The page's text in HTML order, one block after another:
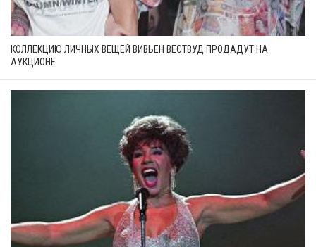
КОЛЛЕКЦИЮ ЛИЧНЫХ ВЕЩЕЙ ВИВЬЕН ВЕСТВУД ПРОДАДУТ НА
АУКЦИОНЕ